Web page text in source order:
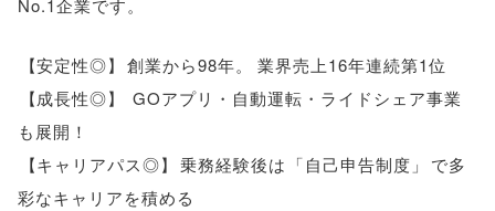
No.1企業です。
【安定性◎】 創業から98年。
業界売上16年連続第1位
【成長性◎】
GOアプリ・自動運転・ライドシェア事業
も展開！
【キャリアパス◎】 乗務経験後は 「自己申告制度 」
で多
彩なキャリアを積める